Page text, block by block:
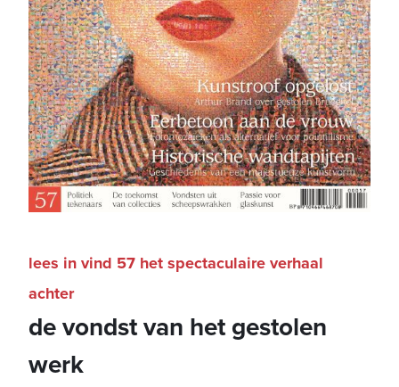
de vondst van het gestolen
werk
lees in vind 57 het spectaculaire verhaal
achter